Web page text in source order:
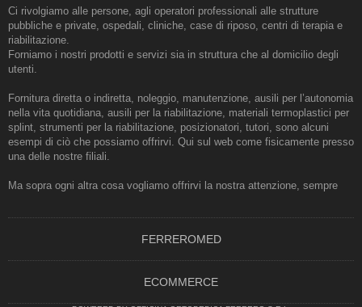
Ci rivolgiamo alle persone, agli operatori professionali alle strutture
pubbliche e private, ospedali, cliniche, case di riposo, centri di terapia e
riabilitazione.
Forniamo i nostri prodotti e servizi sia in struttura che al domicilio degli
utenti.
Fornitura diretta o indiretta, noleggio, manutenzione, ausili per l’autonomia
nella vita quotidiana, ausili per la riabilitazione, materiali termoplastici per
splint, strumenti per la riabilitazione, posizionatori, tutori, sono alcuni
esempi di ciò che possiamo offrirvi. Qui sul web come fisicamente presso
una delle nostre filiali.
Ma sopra ogni altra cosa vogliamo offrirvi la nostra attenzione, sempre
FERREROMED
ECOMMERCE